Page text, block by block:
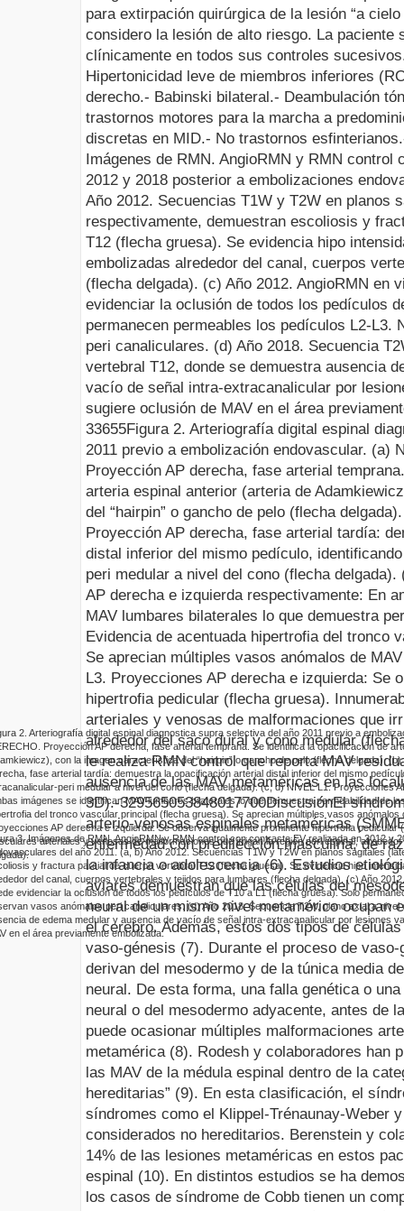
para extirpación quirúrgica de la lesión “a
considero la lesión de alto riesgo. La paciente
clínicamente en todos sus controles
Hipertonicidad leve de miembros inferiores
derecho.- Babinski bilateral.- Deambulación
trastornos motores para la marcha a
discretas en MID.- No trastornos esfinterianos.
Imágenes de RMN. AngioRMN y RMN control
2012 y 2018 posterior a embolizaciones
Año 2012. Secuencias T1W y T2W en planos
respectivamente, demuestran escoliosis y
T12 (flecha gruesa). Se evidencia hipo
embolizadas alrededor del canal, cuerpos
(flecha delgada). (c) Año 2012. AngioRMN en
evidenciar la oclusión de todos los pedículos
permanecen permeables los pedículos L2-L3.
peri canaliculares. (d) Año 2018. Secuencia
vertebral T12, donde se demuestra ausencia
vacío de señal intra-extracanalicular por
sugiere oclusión de MAV en el área
3. Imágenes de RMN.AngioRMNyRMNcontrol con contraste EV realizada en 2012 y
del año 2011. (a, b)Año2012. Secuencias T1W y T2W en planos sagitales
y fractura parcial de cuerpo vertebral T12 (flecha gruesa). Se evidencia hipo
del canal, cuerpos vertebrales y tejidos para lumbares (flecha delgada). (c) Año
evidenciar la oclusión de todos los pedículos de T10 a L1 (flecha gruesa). Solo
vasos anómalos pericanaliculares.(d) Año2018. Secuencia T2W, plano axial a
de edema medular y ausencia de vacío de señal intra-extracanalicularpor lesiones
en el área previamenteembolizada.
33655Figura 2. Arteriografía digital espinal
2011 previo a embolización endovascular. (a)
Proyección AP derecha, fase arterial
arteria espinal anterior (arteria de Adamkiewicz
del “hairpin” o gancho de pelo (flecha
Proyección AP derecha, fase arterial tardía:
distal inferior del mismo pedículo,
peri medular a nivel del cono (flecha delgada).
AP derecha e izquierda respectivamente: En
MAV lumbares bilaterales lo que demuestra
Evidencia de acentuada hipertrofia del tronco
Se aprecian múltiples vasos anómalos de
L3. Proyecciones AP derecha e izquierda: Se
hipertrofia pedicular (flecha gruesa).
arteriales y venosas de malformaciones que
alrededor del sacoduraly cono medular
2 Arteriografía digital espinal diagnostica supra selectiva del año 2011 previo a
Proyección AP derecha, fase arterial temprana. Se identifica laopacificaciónde
), con la imagen característica del “hairpin” o gancho de pelo (flecha delgada).(b)
fase arterial tardía: demuestra laopacificación arterial distal inferior del mismo
-peri medular a nivel del cono (flecha delgada).(c, d)NIVEL L1. Proyecciones
imágenes se identifican MAV lumbares bilaterales lo que demuestra permeabilidad de
del tronco vascular principal (flecha gruesa). Se aprecian múltiples vasos
AP derecha e izquierda: Se observa igualmente prominente hipertrofia
arteriales y venosas de malformaciones que irrigan la región peri espinal,
le realiza RMN control que reporta MAV
ausencia de lasMAV metaméricas en las
3D).-329565053848017700DiscusiónEl
arterio-venosas espinalesmetaméricas(
enfermedad con predilección masculina, de
la infancia o adolescencia (6). Estudios
aviares demuestran que las células del
neural de un mismo nivelmetaméricoocupan
el cerebro. Además, estos dos tipos de
vaso-génesis (7). Durante el proceso de
derivan del mesodermo y de la túnica media
neural. De esta forma, una falla genética o
neural o del mesodermo adyacente, antes de
puede ocasionar múltiples malformaciones
metamérica (8). Rodesh y colaboradores han
las MAV de la médula espinal dentro de la
hereditarias” (9). En esta clasificación, el
síndromes como el Klippel-Trénaunay-Weber
considerados no hereditarios. Berenstein y
14% de las lesiones metaméricas en estos
espinal (10). En distintos estudios se ha
los casos de síndrome de Cobb tienen un